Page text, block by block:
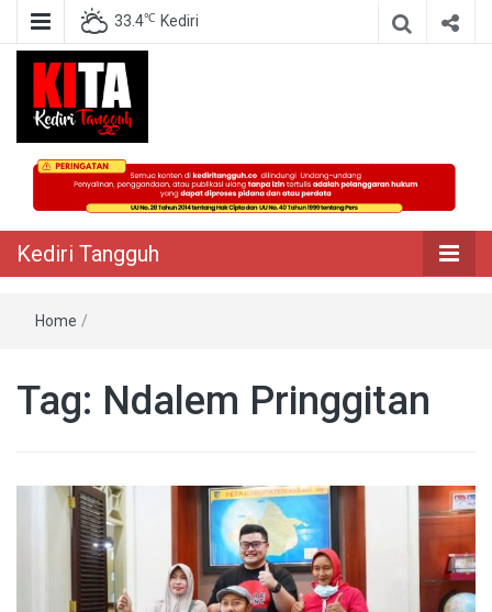
33.4℃ Kediri
Kediri Tangguh
Berita Akurat Terpercaya
Kediri Tangguh
Home /
Tag: Ndalem Pringgitan